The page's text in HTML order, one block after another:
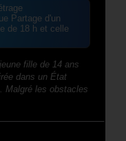
Partage d'un
de 18 h et celle
fille de 14 ans
dans un État
Malgré les obstacles